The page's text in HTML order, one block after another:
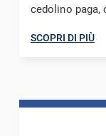
cedolino paga,
SCOPRI DI PIÙ